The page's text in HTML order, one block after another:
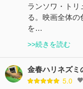
ランソワ・トリ
る。映画全体の
を…
>>続きを読む
金春ハリネズミ
5.0